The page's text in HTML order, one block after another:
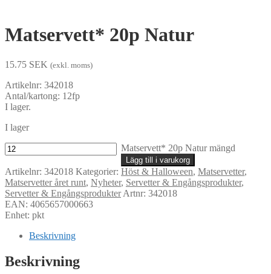
Matservett* 20p Natur
15.75 SEK (exkl. moms)
Artikelnr: 342018
Antal/kartong: 12fp
I lager.
I lager
Matservett* 20p Natur mängd
Lägg till i varukorg
Artikelnr: 342018 Kategorier: Höst & Halloween, Matservetter,
Matservetter året runt, Nyheter, Servetter & Engångsprodukter,
Servetter & EngångsprodukterArtnr: 342018
EAN: 4065657000663
Enhet: pkt
Beskrivning
Beskrivning